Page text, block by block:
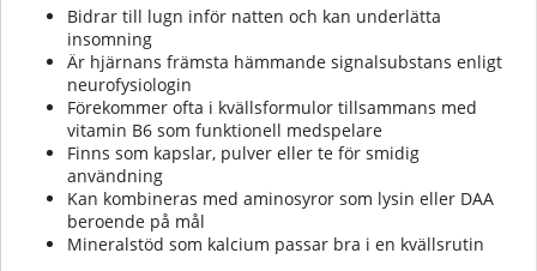
Bidrar till lugn inför natten och kan underlätta
insomning
Är hjärnans främsta hämmande signalsubstans enligt
neurofysiologin
Förekommer ofta i kvällsformulor tillsammans med
vitamin B6 som funktionell medspelare
Finns som kapslar, pulver eller te för smidig
användning
Kan kombineras med aminosyror som lysin eller DAA
beroende på mål
Mineralstöd som kalcium passar bra i en kvällsrutin